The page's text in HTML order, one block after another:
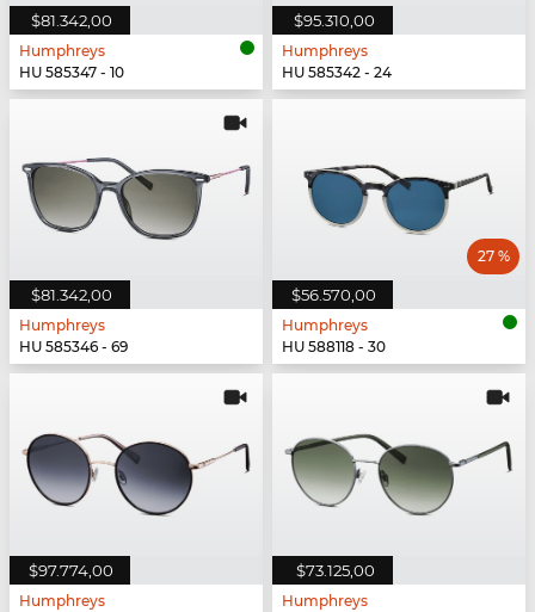
$81.342,00
Humphreys
HU 585347 - 10
$95.310,00
Humphreys
HU 585342 - 24
$81.342,00
Humphreys
HU 585346 - 69
$56.570,00
27 %
Humphreys
HU 588118 - 30
$97.774,00
Humphreys
$73.125,00
Humphreys